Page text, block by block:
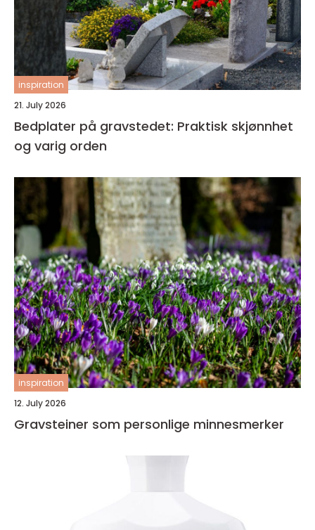
inspiration
21. July 2026
Bedplater på gravstedet: Praktisk skjønnhet
og varig orden
inspiration
12. July 2026
Gravsteiner som personlige minnesmerker